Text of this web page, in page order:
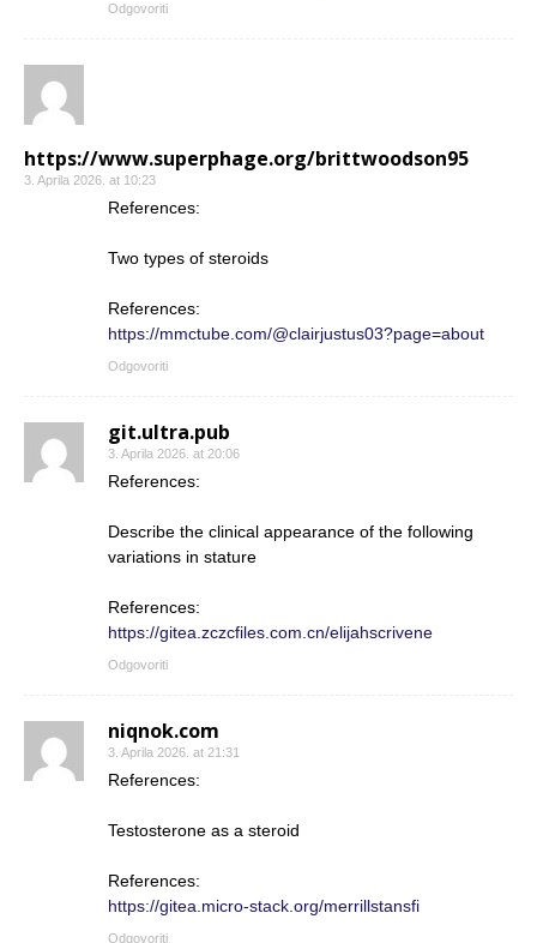
Odgovoriti
https://www.superphage.org/brittwoodson95
3. Aprila 2026. at 10:23
References:
Two types of steroids
References:
https://mmctube.com/@clairjustus03?page=about
Odgovoriti
git.ultra.pub
3. Aprila 2026. at 20:06
References:
Describe the clinical appearance of the following
variations in stature
References:
https://gitea.zczcfiles.com.cn/elijahscrivene
Odgovoriti
niqnok.com
3. Aprila 2026. at 21:31
References:
Testosterone as a steroid
References:
https://gitea.micro-stack.org/merrillstansfi
Odgovoriti